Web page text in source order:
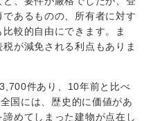
あるものの、所有者に対す
較的自由にできます。ま
が減免される利点もありま
3,700件あり、10年前と比べ
国には、歴史的に価値があ
めてしまった建物が点在し